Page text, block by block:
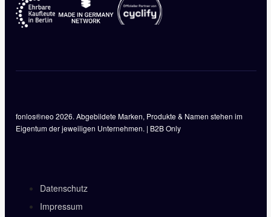
fonlos®neo 2026. Abgebildete Marken, Produkte & Namen stehen im
Eigentum der jeweiligen Unternehmen. | B2B Only
Datenschutz
Impressum